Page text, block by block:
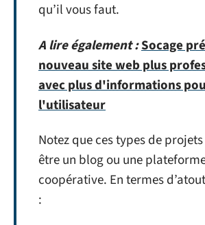
qu’il vous faut.
A lire également :Socage
nouveau site web plus
avec plus d'informations
l'utilisateur
Notez que ces types de
être un blog ou une
coopérative. En termes
: